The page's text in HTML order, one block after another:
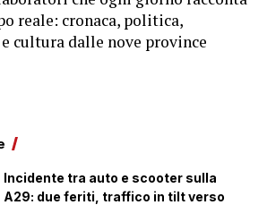
reale: cronaca, politica,
cultura dalle nove province
Incidente tra auto e scooter sulla
A29: due feriti, traffico in tilt verso